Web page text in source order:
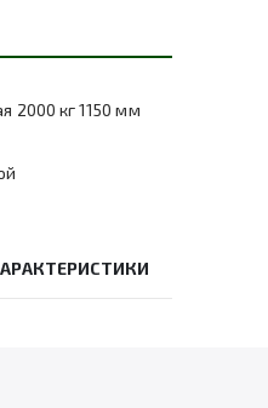
2000 кг 1150 мм